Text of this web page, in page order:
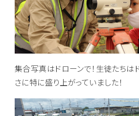
集合写真はドローンで！生徒たちは
さに特に盛り上がっていました！